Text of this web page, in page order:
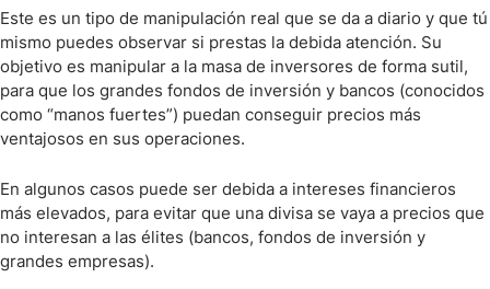
Este es un tipo de manipulación real que se da a diario y que tú
mismo puedes observar si prestas la debida atención. Su
objetivo es manipular a la masa de inversores de forma sutil,
para que los grandes fondos de inversión y bancos (conocidos
como “manos fuertes”) puedan conseguir precios más
ventajosos en sus operaciones.
En algunos casos puede ser debida a intereses financieros
más elevados, para evitar que una divisa se vaya a precios que
no interesan a las élites (bancos, fondos de inversión y
grandes empresas).